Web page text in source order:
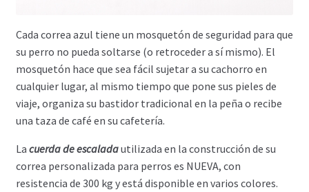
Cada correa azul tiene un mosquetón de seguridad para que
su perro no pueda soltarse (o retroceder a sí mismo). El
mosquetón hace que sea fácil sujetar a su cachorro en
cualquier lugar, al mismo tiempo que pone sus pieles de
viaje, organiza su bastidor tradicional en la peña o recibe
una taza de café en su cafetería.
La cuerda de escaladautilizada en la construcción de su
correa personalizada para perros es NUEVA, con
resistencia de 300 kg y está disponible en varios colores.